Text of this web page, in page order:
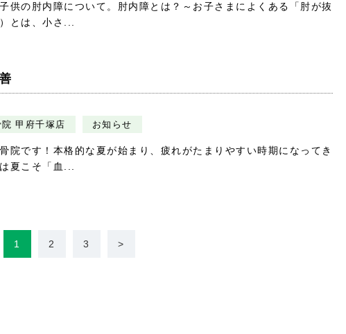
供の肘内障について。肘内障とは？～お子さまによくある「肘が抜
とは、小さ...
甲府千塚店 お知らせ
院です！本格的な夏が始まり、疲れがたまりやすい時期になってき
夏こそ「血...
1 2 3 >